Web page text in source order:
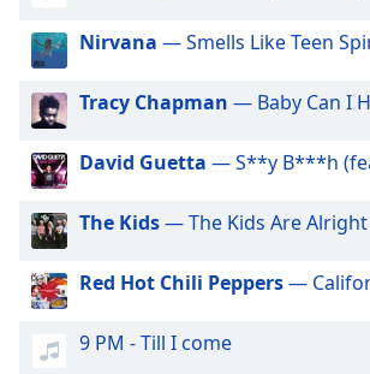
modal
window.
Beginning
dialog
window.
Escape
cancel
Nirvana — Smells Like Teen
Tracy Chapman — Baby Can I
David Guetta — S**y B***h
The Kids— The Kids Are Alright
Red Hot Chili Peppers—
9 PM - Till I come